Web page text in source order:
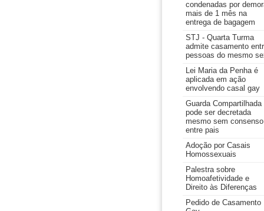
condenadas por
mais de 1 mês na
entrega de bagagem
STJ - Quarta Turma
admite casamento
pessoas do mesmo
Lei Maria da Penha é
aplicada em ação
envolvendo casal gay
Guarda Compartilhada
pode ser decretada
mesmo sem consenso
entre pais
Adoção por Casais
Homossexuais
Palestra sobre
Homoafetividade e
Direito às Diferenças
Pedido de Casamento